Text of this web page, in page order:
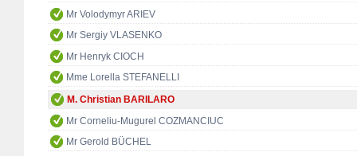
Mr Volodymyr ARIEV
Mr Sergiy VLASENKO
Mr Henryk CIOCH
Mme Lorella STEFANELLI
M. Christian BARILARO
Mr Corneliu-Mugurel COZMANCIUC
Mr Gerold BÜCHEL